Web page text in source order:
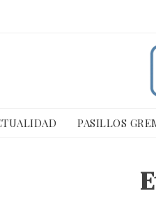
PASILLOS